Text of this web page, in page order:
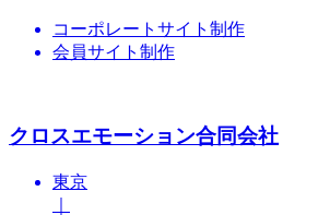
コーポレートサイト制作
会員サイト制作
クロスエモーション合同会社
東京